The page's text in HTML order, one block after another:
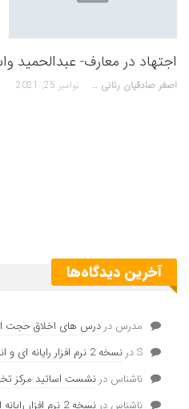
اجتهاد در معارف- عبدالحمید
اصغر صادقیان رنانی نوامبر 25, 2021
آخرین دیدگاه‌ها
مدرس در درس های اخلاق حجت
Sدر نسخه 2 نرم افزار رایانه ای و اندروید آثار علامه مصباح+ دانلود
ناشناس در نشست اساتید مرکز
ناشناس در نسخه 2 نرم افزار رایانه ای و اندروید آثار علامه مصباح+ دانلود